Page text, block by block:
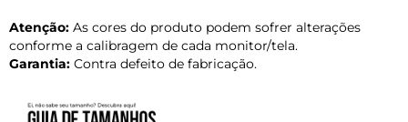
Atenção: As cores do produto podem sofrer alterações
conforme a calibragem de cada monitor/tela.
Garantia: Contra defeito de fabricação.